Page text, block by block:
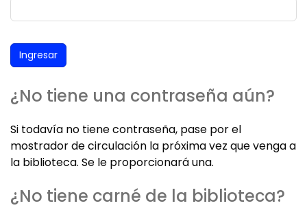
¿No tiene una contraseña aún?
Si todavía no tiene contraseña, pase por el
mostrador de circulación la próxima vez que venga a
la biblioteca. Se le proporcionará una.
¿No tiene carné de la biblioteca?